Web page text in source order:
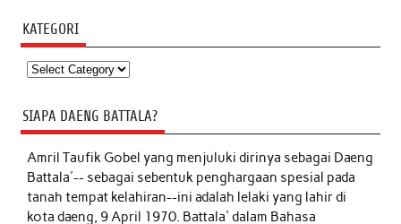
KATEGORI
Kategori
SIAPA DAENG BATTALA?
Amril Taufik Gobelyang menjuluki dirinya sebagai Daeng
Battala'-- sebagai sebentuk penghargaan spesial pada
tanah tempat kelahiran--ini adalah lelaki yang lahir di
kota daeng, 9 April 1970. Battala' dalam Bahasa